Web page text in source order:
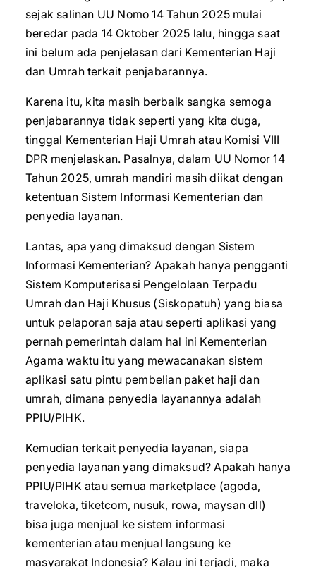
sejak salinan UU Nomo 14 Tahun 2025 mulai
beredar pada 14 Oktober 2025 lalu, hingga saat
ini belum ada penjelasan dari Kementerian Haji
dan Umrah terkait penjabarannya.
Karena itu, kita masih berbaik sangka semoga
penjabarannya tidak seperti yang kita duga,
tinggal Kementerian Haji Umrah atau Komisi VIII
DPR menjelaskan. Pasalnya, dalam UU Nomor 14
Tahun 2025, umrah mandiri masih diikat dengan
ketentuan Sistem Informasi Kementerian dan
penyedia layanan.
Lantas, apa yang dimaksud dengan Sistem
Informasi Kementerian? Apakah hanya pengganti
Sistem Komputerisasi Pengelolaan Terpadu
Umrah dan Haji Khusus (Siskopatuh) yang biasa
untuk pelaporan saja atau seperti aplikasi yang
pernah pemerintah dalam hal ini Kementerian
Agama waktu itu yang mewacanakan sistem
aplikasi satu pintu pembelian paket haji dan
umrah, dimana penyedia layanannya adalah
PPIU/PIHK.
Kemudian terkait penyedia layanan, siapa
penyedia layanan yang dimaksud? Apakah hanya
PPIU/PIHK atau semua marketplace (agoda,
traveloka, tiketcom, nusuk, rowa, maysan dll)
bisa juga menjual ke sistem informasi
kementerian atau menjual langsung ke
masyarakat Indonesia? Kalau ini terjadi, maka